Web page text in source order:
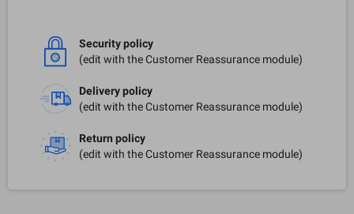
Security policy
(edit with the Customer Reassurance module)
Delivery policy
(edit with the Customer Reassurance module)
Return policy
(edit with the Customer Reassurance module)